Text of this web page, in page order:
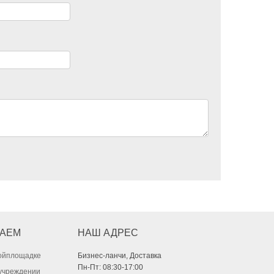
НАШ АДРЕС
Бизнес-ланчи, Доставка
Пн-Пт: 08:30-17:00